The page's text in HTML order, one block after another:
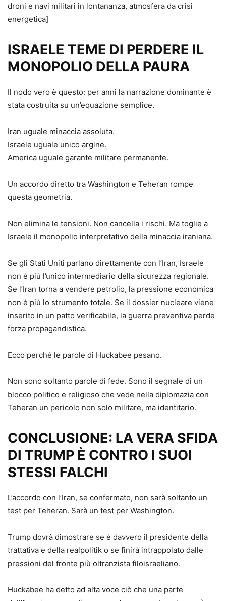
droni e navi militari in lontananza, atmosfera da crisi
energetica]
ISRAELE TEME DI PERDERE IL
MONOPOLIO DELLA PAURA
Il nodo vero è questo: per anni la narrazione dominante è
stata costruita su un’equazione semplice.
Iran uguale minaccia assoluta.
Israele uguale unico argine.
America uguale garante militare permanente.
Un accordo diretto tra Washington e Teheran rompe
questa geometria.
Non elimina le tensioni. Non cancella i rischi. Ma toglie a
Israele il monopolio interpretativo della minaccia iraniana.
Se gli Stati Uniti parlano direttamente con l’Iran, Israele
non è più l’unico intermediario della sicurezza regionale.
Se l’Iran torna a vendere petrolio, la pressione economica
non è più lo strumento totale. Se il dossier nucleare viene
inserito in un patto verificabile, la guerra preventiva perde
forza propagandistica.
Ecco perché le parole di Huckabee pesano.
Non sono soltanto parole di fede. Sono il segnale di un
blocco politico e religioso che vede nella diplomazia con
Teheran un pericolo non solo militare, ma identitario.
CONCLUSIONE: LA VERA SFIDA
DI TRUMP È CONTRO I SUOI
STESSI FALCHI
L’accordo con l’Iran, se confermato, non sarà soltanto un
test per Teheran. Sarà un test per Washington.
Trump dovrà dimostrare se è davvero il presidente della
trattativa e della realpolitik o se finirà intrappolato dalle
pressioni del fronte più oltranzista filoisraeliano.
Huckabee ha detto ad alta voce ciò che una parte